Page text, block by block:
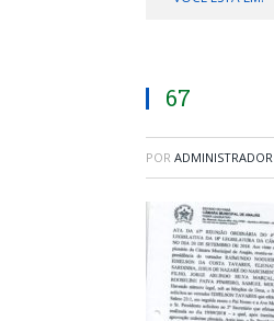
67
POR ADMINISTRADOR